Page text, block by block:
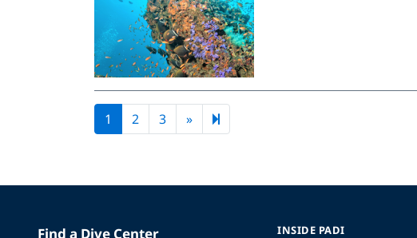
1 2 3 »Next page
5
Find a Dive Center
INSIDE PADI